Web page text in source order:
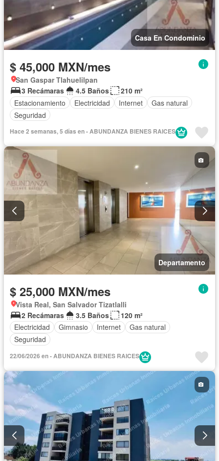
Casa En Condominio
$ 45,000 MXN/mes
San Gaspar Tlahuelilpan
3 Recámaras
4.5 Baños
210 m²
Estacionamiento
Electricidad Internet
Gas natural
Seguridad
Hace 2 semanas, 5 días en - ABUNDANZA BIENES RAICES
Departamento
$ 25,000 MXN/mes
Vista Real, San Salvador Tizatlalli
2 Recámaras
3.5 Baños
120 m²
Electricidad
Gimnasio Internet
Gas natural
Seguridad
22/06/2026 en - ABUNDANZA BIENES RAICES